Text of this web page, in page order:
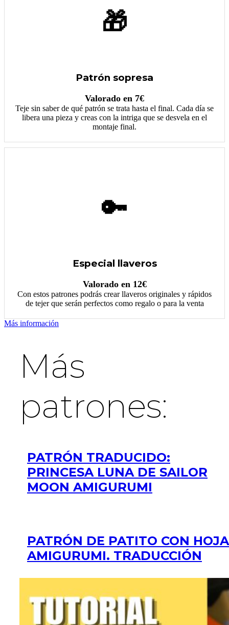
🎁
Patrón sopresa
Valorado en 7€
Teje sin saber de qué patrón se trata hasta el final. Cada día se
libera una pieza y creas con la intriga que se desvela en el
montaje final.
🔑
Especial llaveros
Valorado en 12€
Con estos patrones podrás crear llaveros originales y rápidos
de tejer que serán perfectos como regalo o para la venta
Más información
Más
patrones:
PATRÓN TRADUCIDO:
PRINCESA LUNA DE SAILOR
MOON AMIGURUMI
PATRÓN DE PATITO CON HOJA
AMIGURUMI. TRADUCCIÓN